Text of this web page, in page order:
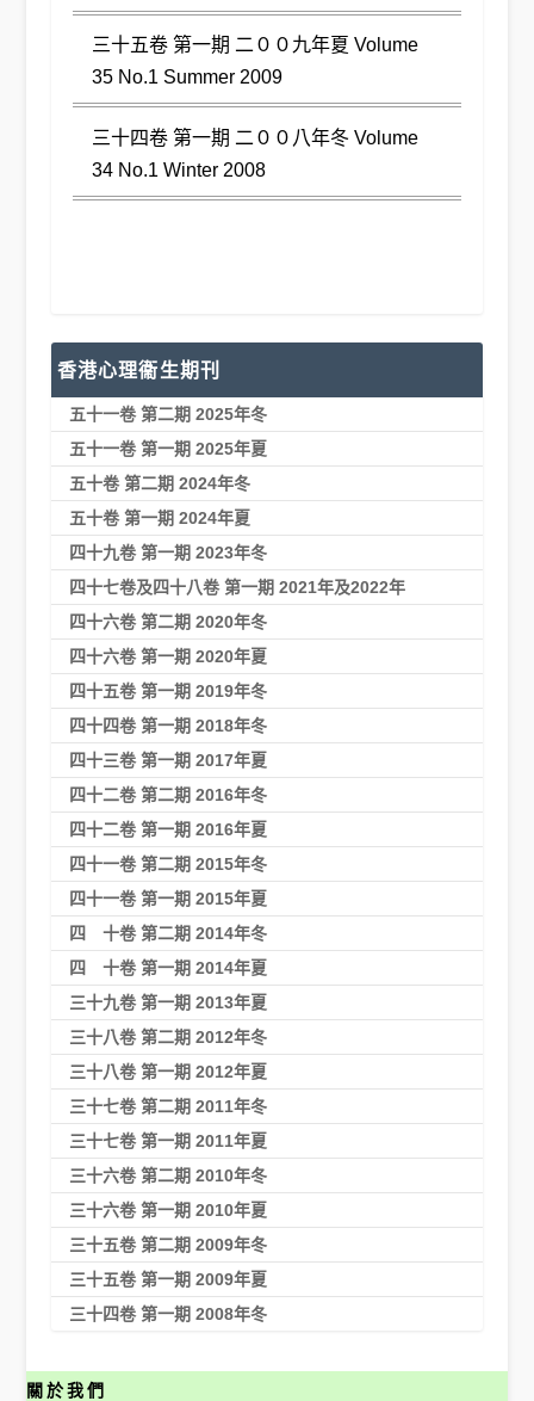
三十五卷 第一期 二００九年夏 Volume
35 No.1 Summer 2009
三十四卷 第一期 二００八年冬 Volume
34 No.1 Winter 2008
香港心理衞生期刊
五十一卷 第二期 2025年冬
五十一卷 第一期 2025年夏
五十卷 第二期 2024年冬
五十卷 第一期 2024年夏
四十九卷 第一期 2023年冬
四十七卷及四十八卷 第一期 2021年及2022年
四十六卷 第二期 2020年冬
四十六卷 第一期 2020年夏
四十五卷 第一期 2019年冬
四十四卷 第一期 2018年冬
四十三卷 第一期 2017年夏
四十二卷 第二期 2016年冬
四十二卷 第一期 2016年夏
四十一卷 第二期 2015年冬
四十一卷 第一期 2015年夏
四 十卷 第二期 2014年冬
四 十卷 第一期 2014年夏
三十九卷 第一期 2013年夏
三十八卷 第二期 2012年冬
三十八卷 第一期 2012年夏
三十七卷 第二期 2011年冬
三十七卷 第一期 2011年夏
三十六卷 第二期 2010年冬
三十六卷 第一期 2010年夏
三十五卷 第二期 2009年冬
三十五卷 第一期 2009年夏
三十四卷 第一期 2008年冬
關於我們